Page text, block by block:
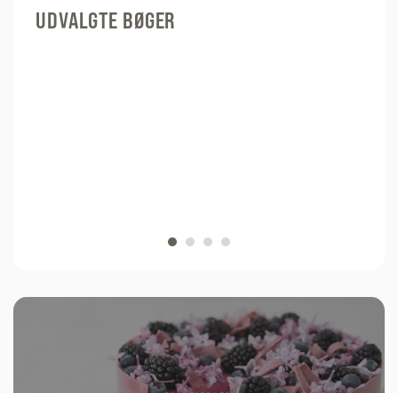
UDVALGTE BØGER